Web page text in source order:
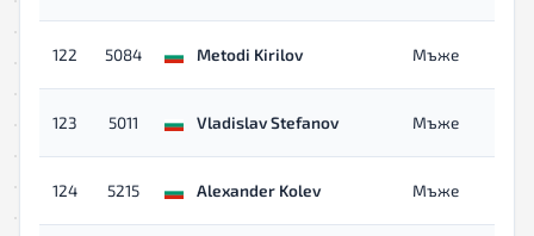
122 5084 Metodi Kirilov Мъже
123 5011 Vladislav Stefanov Мъже
124 5215 Alexander Kolev Мъже